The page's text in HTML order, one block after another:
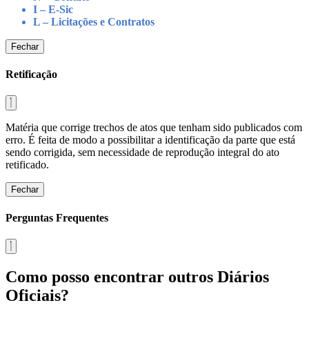
I – E-Sic
L – Licitações e Contratos
Fechar
Retificação
Matéria que corrige trechos de atos que tenham sido publicados com
erro. É feita de modo a possibilitar a identificação da parte que está
sendo corrigida, sem necessidade de reprodução integral do ato
retificado.
Fechar
Perguntas Frequentes
Como posso encontrar outros Diários
Oficiais?